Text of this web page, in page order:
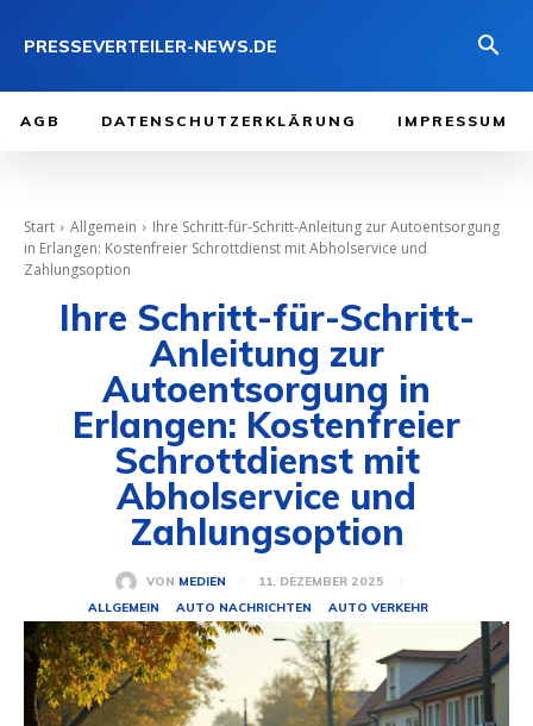
PRESSEVERTEILER-NEWS.DE
AGB DATENSCHUTZERKLÄRUNG IMPRESSUM
Start Allgemein
Ihre Schritt-für-Schritt-Anleitung zur Autoentsorgung
in Erlangen: Kostenfreier Schrottdienst mit Abholservice und
Zahlungsoption
Ihre Schritt-für-Schritt-
Anleitung zur
Autoentsorgung in
Erlangen: Kostenfreier
Schrottdienst mit
Abholservice und
Zahlungsoption
VON MEDIEN
11. DEZEMBER 2025
ALLGEMEIN
AUTO NACHRICHTEN AUTO VERKEHR